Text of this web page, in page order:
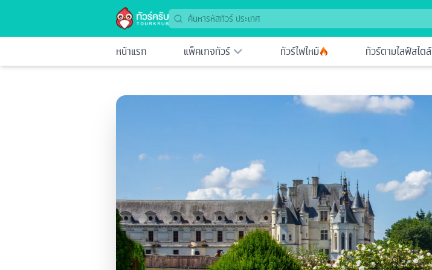
หน้าแรก แพ็คเกจทัวร์ ทัวร์ไฟไหม้ ทัวร์ตามไลฟ์สไตล์